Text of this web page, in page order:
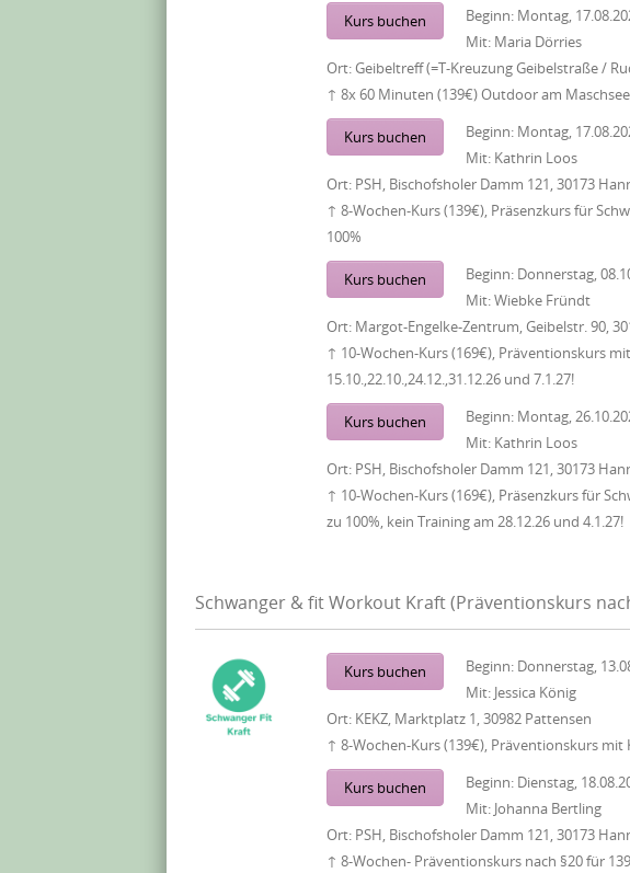
Kurs buchen Beginn: Montag,
Mit: Maria Dörries
Ort:Geibeltreff (=T-Kreuzung Geibelstraße /
↑ 8x 60 Minuten (139€) Outdoor am
Kurs buchen Beginn: Montag,
Mit: Kathrin Loos
Ort: PSH, Bischofsholer Damm 121, 30173
↑ 8-Wochen-Kurs (139€), Präsenzkurs für
100%
Kurs buchen Beginn: Donnerstag,
Mit:Wiebke Fründt
Ort: Margot-Engelke-Zentrum, Geibelstr. 90,
↑ 10-Wochen-Kurs (169€), Präventionskurs
15.10.,22.10.,24.12.,31.12.26 und 7.1.27!
Kurs buchen Beginn: Montag,
Mit: Kathrin Loos
Ort: PSH, Bischofsholer Damm 121, 30173
↑ 10-Wochen-Kurs (169€), Präsenzkurs für
zu 100%, kein Training am 28.12.26 und 4.1.27!
Schwanger & fit Workout Kraft (Präventionskurs
Kurs buchen Beginn: Donnerstag,
Mit: Jessica König
Ort: KEKZ, Marktplatz 1, 30982 Pattensen
↑ 8-Wochen-Kurs (139€), Präventionskurs mit
Kurs buchen Beginn: Dienstag,
Mit: Johanna Bertling
Ort: PSH, Bischofsholer Damm 121, 30173
↑ 8-Wochen- Präventionskurs nach §20 für